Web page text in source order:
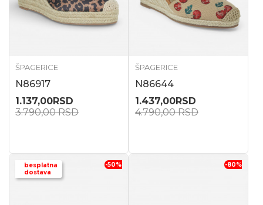
ŠPAGERICE
N86917
1.137,00RSD
3.790,00RSD
ŠPAGERICE
N86644
1.437,00RSD
4.790,00RSD
besplatna
dostava
-50% -80%